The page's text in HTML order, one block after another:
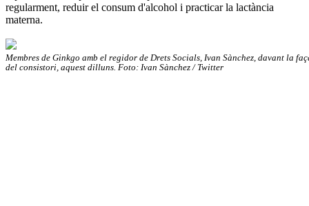
regularment, reduir el consum d'alcohol i practicar la lactància
materna.
Membres de Ginkgo amb el regidor de Drets Socials, Ivan Sànchez, davant la
del consistori, aquest dilluns. Foto: Ivan Sànchez / Twitter